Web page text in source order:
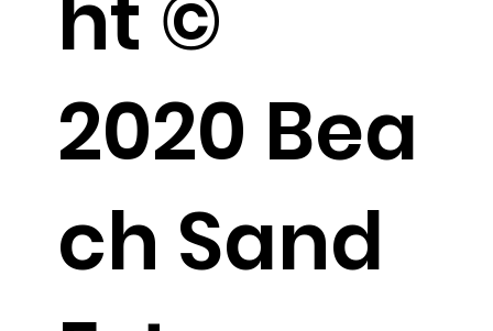
2020 Bea
ch Sand